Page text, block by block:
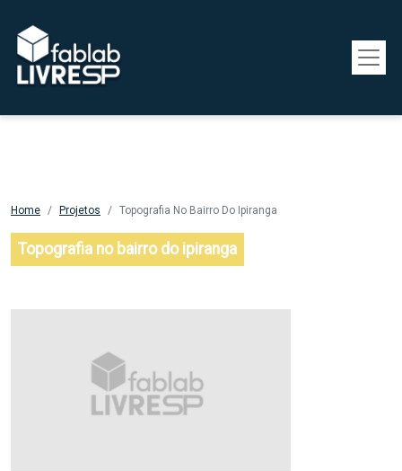
Home Projetos Topografia No Bairro Do Ipiranga
Topografia no bairro do ipiranga